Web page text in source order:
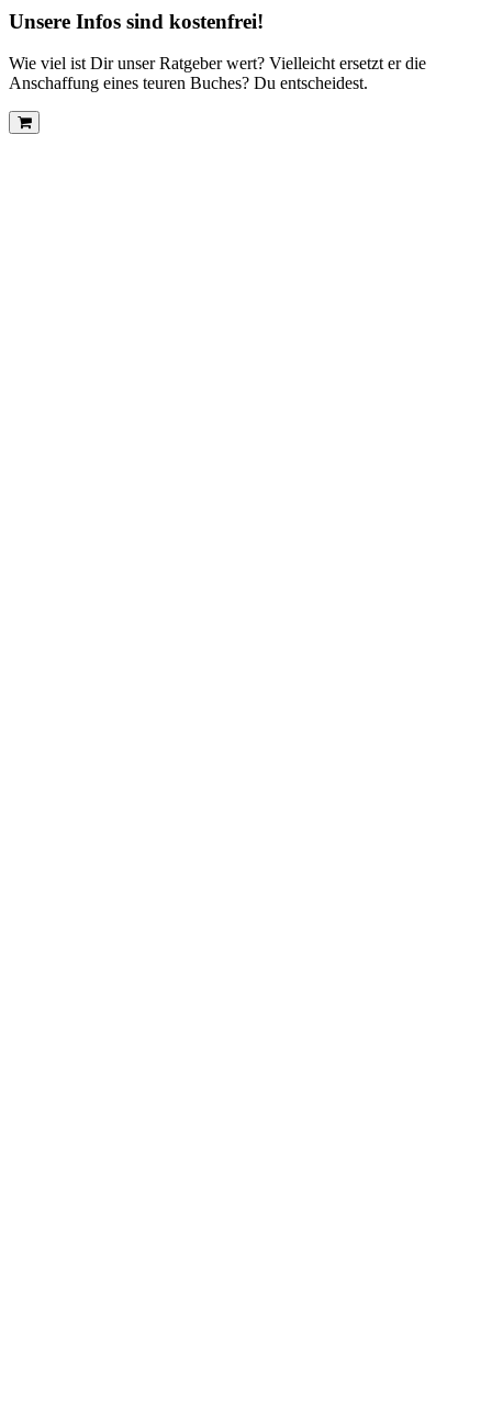
Unsere Infos sind kostenfrei!
Wie viel ist Dir unser Ratgeber wert? Vielleicht ersetzt er die
Anschaffung eines teuren Buches? Du entscheidest.